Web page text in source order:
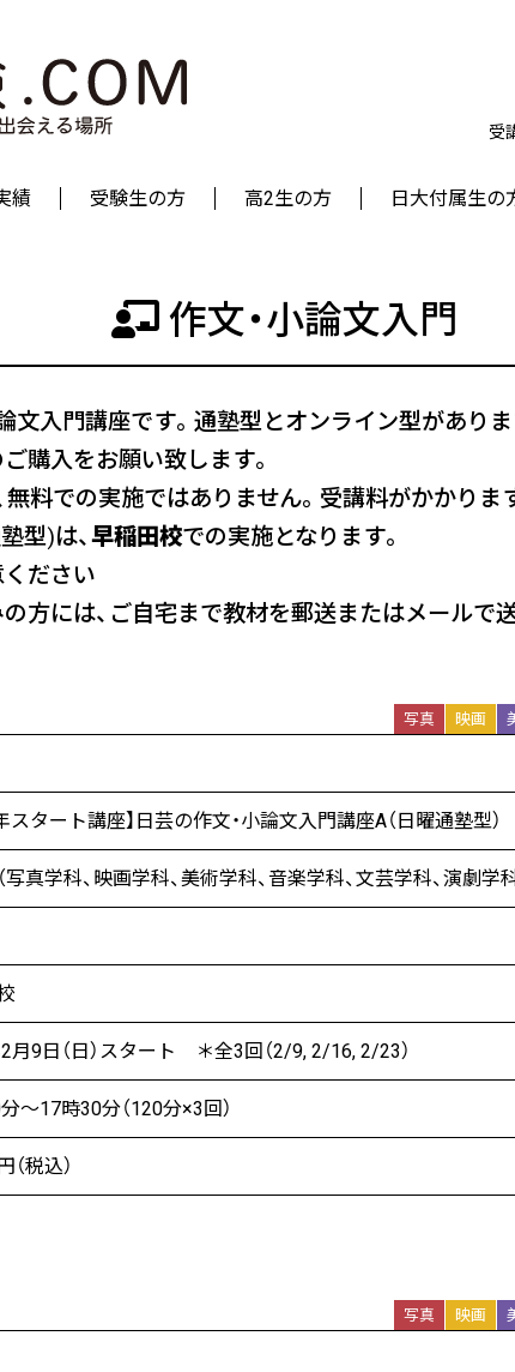
受
績 受験生の方 高2生の方 日大付属生の
作文・小論文入門
文入門講座です。通塾型とオンライン型がありま
購入をお願い致します。
無料での実施ではありません。受講料がかかりま
型)は、早稲田校での実施となります。
ださい
方には、ご自宅まで教材を郵送またはメールで
写真 映画
スタート講座】日芸の作文・小論文入門講座A（日曜通塾型）
写真学科、映画学科、美術学科、音楽学科、文芸学科、演劇学
月9日（日）スタート ＊全3回（2/9, 2/16, 2/23）
〜17時30分（120分×3回）
税込）
写真 映画